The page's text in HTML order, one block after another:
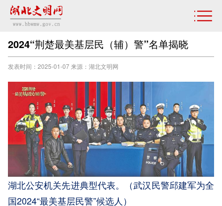
2024“荆楚最美基层民（辅）警”名单揭晓
发表时间：2025-01-07 来源：湖北文明网
湖北公安机关先进典型代表。（武汉民警邱建军为全
国2024“最美基层民警”候选人）